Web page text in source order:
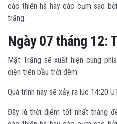
các thiên hà hay các cụm sao
trăng.
Ngày 07 tháng 12:
Mặt Trăng sẽ xuất hiện cùng
diện trên bầu trời đêm.
Quá trình này sẽ xảy ra lúc 14:20
Đây là thời điểm tốt nhất tháng